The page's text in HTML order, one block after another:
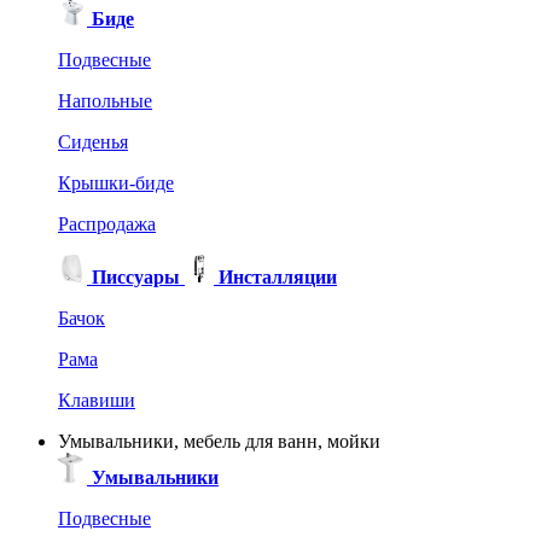
Биде
Подвесные
Напольные
Сиденья
Крышки-биде
Распродажа
Писсуары
Инсталляции
Бачок
Рама
Клавиши
Умывальники, мебель для ванн, мойки
Умывальники
Подвесные